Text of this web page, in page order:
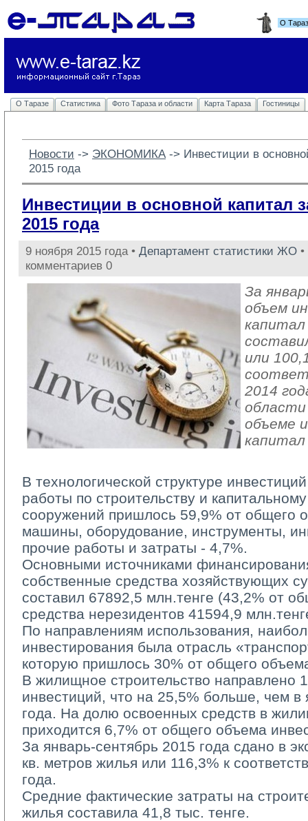
О
О Таразе Статистика Фото Тараза и области Карта Тараза Гостиницы
Новости -> ЭКОНОМИКА -> Инвестиции в
2015 года
Инвестиции в основной капитал
2015 года
9 ноября 2015 года • Департамент статистики ЖО
комментариев 0
За
объем
или
2014
области
объеме
В технологической структуре
работы по строительству и
сооружений пришлось 59,9% от общего
машины, оборудование, инструменты,
прочие работы и затраты - 4,7%.
Основными источниками
собственные средства хозяйствующих
составил 67892,5 млн.тенге (43,2% от
средства нерезидентов 41594,9
По направлениям использования,
инвестирования была отрасль
которую пришлось 30% от общего
В жилищное строительство направлено
инвестиций, что на 25,5% больше, чем в
года. На долю освоенных средств в
приходится 6,7% от общего объема
За январь-сентябрь 2015 года сдано в
кв. метров жилья или 116,3% к
года.
Средние фактические затраты на
жилья составила 41,8 тыс. тенге.